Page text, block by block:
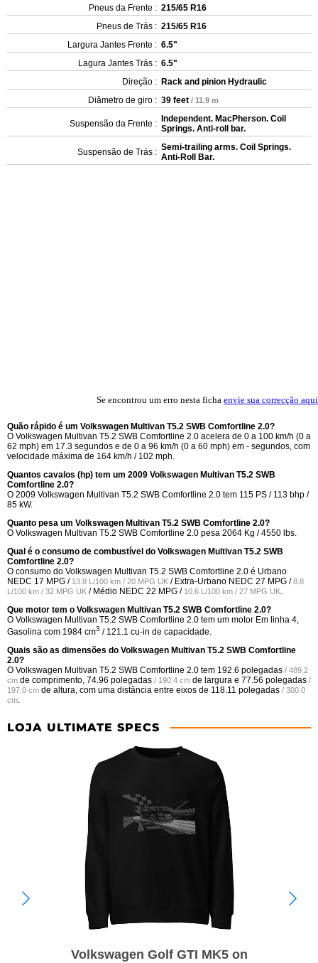
Pneus da Frente : 215/65 R16
Pneus de Trás : 215/65 R16
Largura Jantes Frente : 6.5"
Lagura Jantes Trás : 6.5"
Direção : Rack and pinion Hydraulic
Diâmetro de giro : 39 feet / 11.9 m
Suspensão da Frente :
Independent. MacPherson. Coil
Springs. Anti-roll bar.
Suspensão de Trás : Semi-trailing arms. Coil Springs.
Anti-Roll Bar.
Se encontrou um erro nesta ficha envie sua correcção aqui
Quão rápido é um Volkswagen Multivan T5.2 SWB Comfortline 2.0?
O Volkswagen Multivan T5.2 SWB Comfortline 2.0 acelera de 0 a 100 km/h (0 a
62 mph) em 17.3 segundos e de 0 a 96 km/h (0 a 60 mph) em - segundos, com
velocidade máxima de 164 km/h / 102 mph.
Quantos cavalos (hp) tem um 2009 Volkswagen Multivan T5.2 SWB
Comfortline 2.0?
O 2009 Volkswagen Multivan T5.2 SWB Comfortline 2.0 tem 115 PS / 113 bhp /
85 kW.
Quanto pesa um Volkswagen Multivan T5.2 SWB Comfortline 2.0?
O Volkswagen Multivan T5.2 SWB Comfortline 2.0 pesa 2064 Kg / 4550 lbs.
Qual é o consumo de combustível do Volkswagen Multivan T5.2 SWB
Comfortline 2.0?
O consumo do Volkswagen Multivan T5.2 SWB Comfortline 2.0 é Urbano
NEDC 17 MPG / 13.8 L/100 km / 20 MPG UK / Extra-Urbano NEDC 27 MPG /8.8
L/100 km / 32 MPG UK / Médio NEDC 22 MPG / 10.6 L/100 km / 27 MPG UK.
Que motor tem o Volkswagen Multivan T5.2 SWB Comfortline 2.0?
O Volkswagen Multivan T5.2 SWB Comfortline 2.0 tem um motor Em linha 4,
Gasolina com 1984 cm3 / 121.1 cu-in de capacidade.
Quais são as dimensões do Volkswagen Multivan T5.2 SWB Comfortline
2.0?
O Volkswagen Multivan T5.2 SWB Comfortline 2.0 tem 192.6 polegadas / 489.2
cm de comprimento, 74.96 polegadas / 190.4 cm de largura e 77.56 polegadas /
197.0 cm de altura, com uma distância entre eixos de 118.11 polegadas / 300.0
cm.
LOJA ULTIMATE SPECS